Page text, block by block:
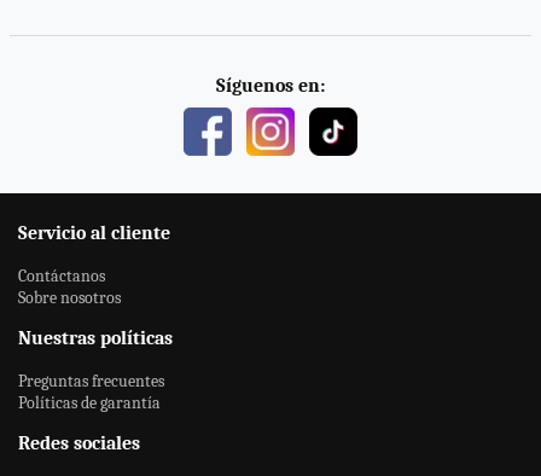
Síguenos en:
Servicio al cliente
Contáctanos
Sobre nosotros
Nuestras políticas
Preguntas frecuentes
Políticas de garantía
Redes sociales